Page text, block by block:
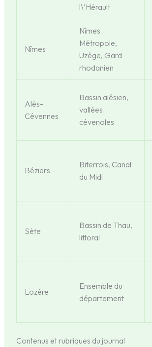
l\’Hérault
Nîmes
Nîmes
Métropole,
Uzège, Gard
rhodanien
Alès-
Cévennes
Bassin alésien,
vallées
cévenoles
Béziers
Biterrois, Canal
du Midi
Sète
Bassin de Thau,
littoral
Lozère
Ensemble du
département
Contenus et rubriques du journal